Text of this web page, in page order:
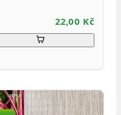
22,00 Kč